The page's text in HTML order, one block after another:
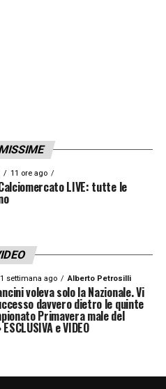
11 ore ago
LIVE: tutte le
1 settimana ago Alberto Petrosilli
voleva solo la Nazionale. Vi
davvero dietro le quinte
Primavera male del
e VIDEO